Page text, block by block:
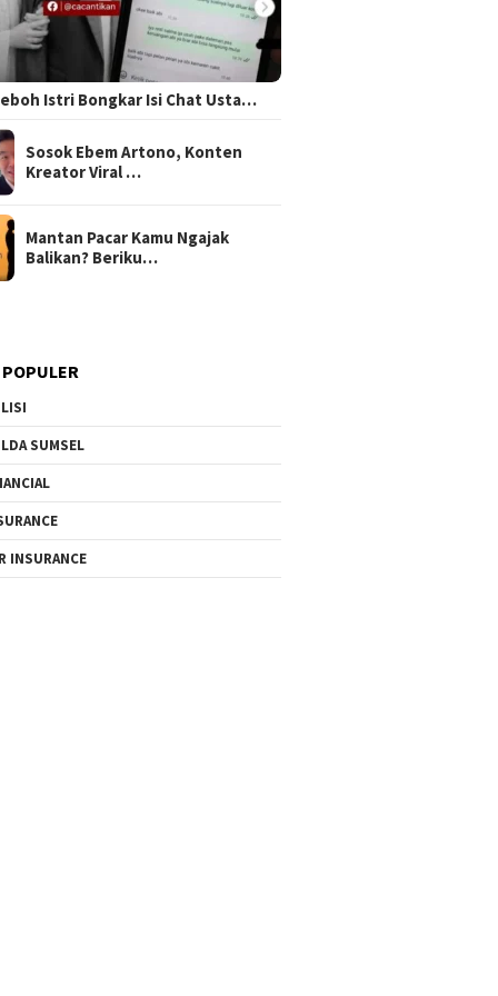
Istri Bongkar Isi Chat Usta…
Sosok Ebem Artono, Konten
Kreator Viral …
Mantan Pacar Kamu Ngajak
Balikan? Beriku…
SUMSEL
INSURANCE